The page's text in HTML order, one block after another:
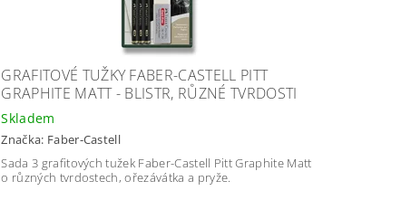
GRAFITOVÉ TUŽKY FABER-CASTELL PITT
GRAPHITE MATT - BLISTR, RŮZNÉ TVRDOSTI
Skladem
Značka: Faber-Castell
Sada 3 grafitových tužek Faber-Castell Pitt Graphite Matt
o různých tvrdostech, ořezávátka a pryže.